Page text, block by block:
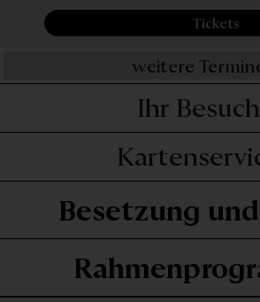
Tickets
weitere
Ihr Besuch
Besetzung